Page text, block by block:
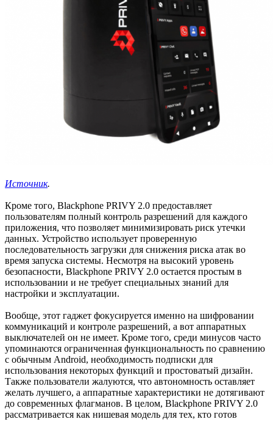
Источник.
Кроме того, Blackphone PRIVY 2.0 предоставляет
пользователям полный контроль разрешений для каждого
приложения, что позволяет минимизировать риск утечки
данных. Устройство использует проверенную
последовательность загрузки для снижения риска атак во
время запуска системы. Несмотря на высокий уровень
безопасности, Blackphone PRIVY 2.0 остается простым в
использовании и не требует специальных знаний для
настройки и эксплуатации.
Вообще, этот гаджет фокусируется именно на шифровании
коммуникаций и контроле разрешений, а вот аппаратных
выключателей он не имеет. Кроме того, среди минусов часто
упоминаются ограниченная функциональность по сравнению
с обычным Android, необходимость подписки для
использования некоторых функций и простоватый дизайн.
Также пользователи жалуются, что автономность оставляет
желать лучшего, а аппаратные характеристики не дотягивают
до современных флагманов. В целом, Blackphone PRIVY 2.0
рассматривается как нишевая модель для тех, кто готов